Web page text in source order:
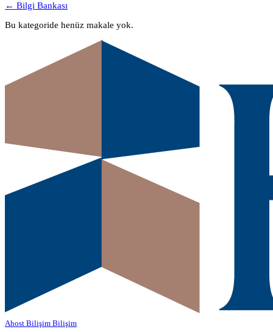
← Bilgi Bankası
Bu kategoride henüz makale yok.
Ahost Bilişim Bilişim